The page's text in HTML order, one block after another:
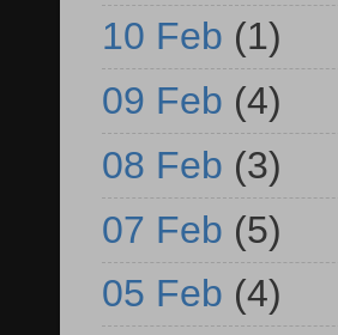
10 Feb (1)
09 Feb (4)
08 Feb (3)
07 Feb (5)
05 Feb (4)